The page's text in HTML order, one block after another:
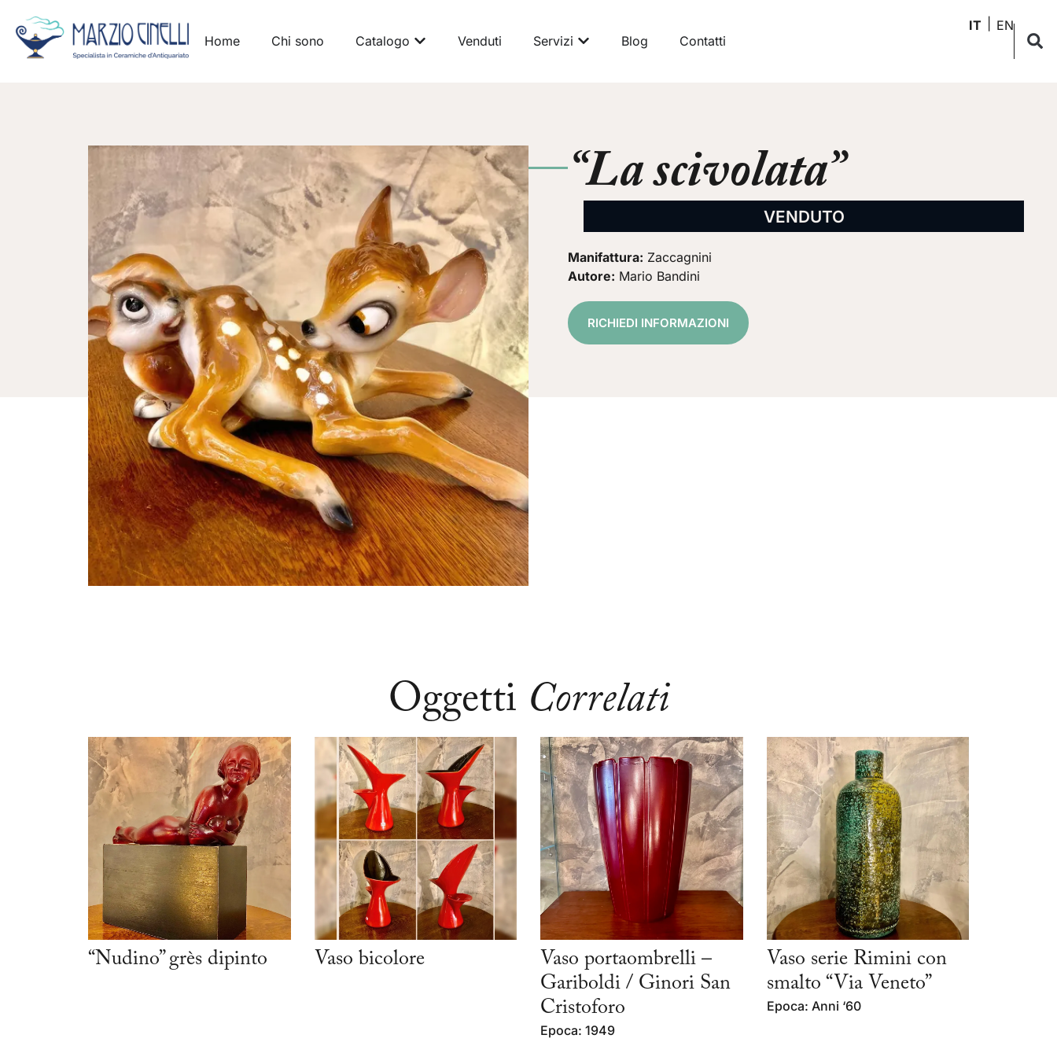
Home Chi sono Catalogo Venduti Servizi Blog Contatti
IT EN
“La scivolata”
VENDUTO
Manifattura: Zaccagnini
Autore: Mario Bandini
RICHIEDI INFORMAZIONI
Oggetti Correlati
“Nudino” grès dipinto Vaso bicolore
Vaso portaombrelli –
Gariboldi / Ginori San
Cristoforo
Epoca: 1949
Vaso serie Rimini con
smalto “Via Veneto”
Epoca: Anni ‘60